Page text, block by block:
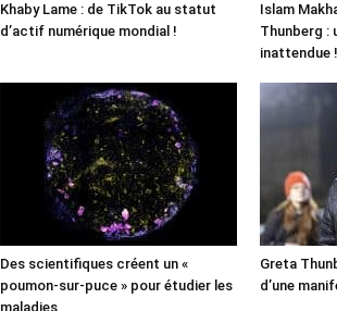
Khaby Lame : de TikTok au statut
d’actif numérique mondial !
Islam
Thunberg :
inattendue !
Des scientifiques créent un «
poumon-sur-puce » pour étudier les
maladies
Greta
d’une